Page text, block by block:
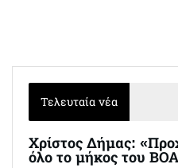
Τελευταία νέα
Χρίστος Δήμας:
όλο το μήκος του